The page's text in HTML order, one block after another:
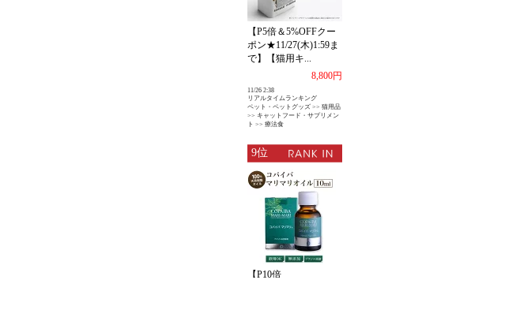
【P5倍＆5%OFFクー
ポン★11/27(木)1:59ま
で】【猫用キ...
8,800円
11/26 2:38
リアルタイムランキング
ペット・ペットグッズ >> 猫用品
>> キャットフード・サプリメン
ト >> 療法食
9位
【P10倍